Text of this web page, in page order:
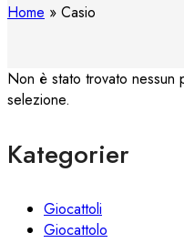
Home » Casio
Non è stato trovato nessun
selezione.
Kategorier
Giocattoli
Giocattolo